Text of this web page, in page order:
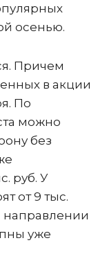
осенью.
Причем
в акции
По
можно
без
руб. У
от 9 тыс.
направлении
уже